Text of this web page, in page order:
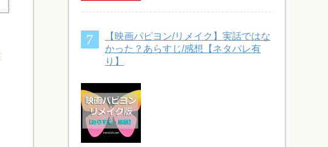
【映画パピヨン/リメイク】実話ではな
かった？あらすじ/感想【ネタバレ有
り】